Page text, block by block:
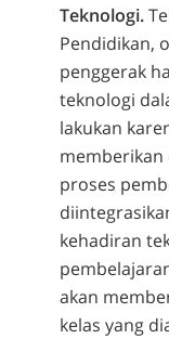
Teknologi.
Pendidikan,
penggerak
teknologi
lakukan
memberikan
proses
kehadiran
akan
kelas yang